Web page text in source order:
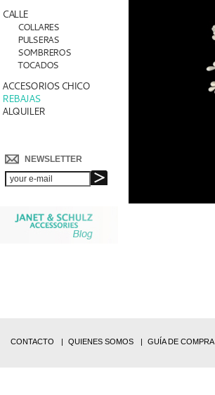
CALLE
COLLARES
PULSERAS
SOMBREROS
TOCADOS
ACCESORIOS CHICO
REBAJAS
ALQUILER
NEWSLETTER
CONTACTO QUIENES SOMOS GUÍA DE COMPRA